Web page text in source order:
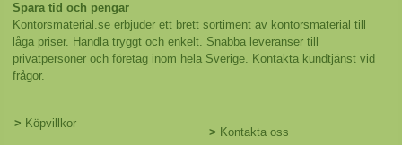
Spara tid och pengar
Kontorsmaterial.se erbjuder ett brett sortiment av kontorsmaterial till
låga priser. Handla tryggt och enkelt. Snabba leveranser till
privatpersoner och företag inom hela Sverige. Kontakta kundtjänst vid
frågor.
> Köpvillkor
> Kontakta oss